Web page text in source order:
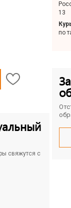
свяжутся с
13
по